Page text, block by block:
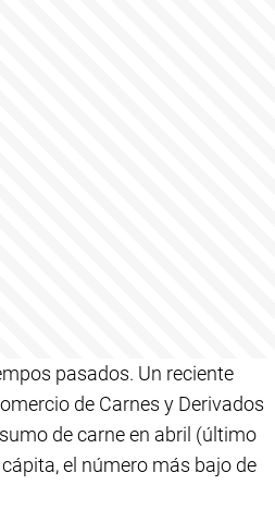
pasados. Un reciente
de Carnes y Derivados
de carne en abril (último
el número más bajo de